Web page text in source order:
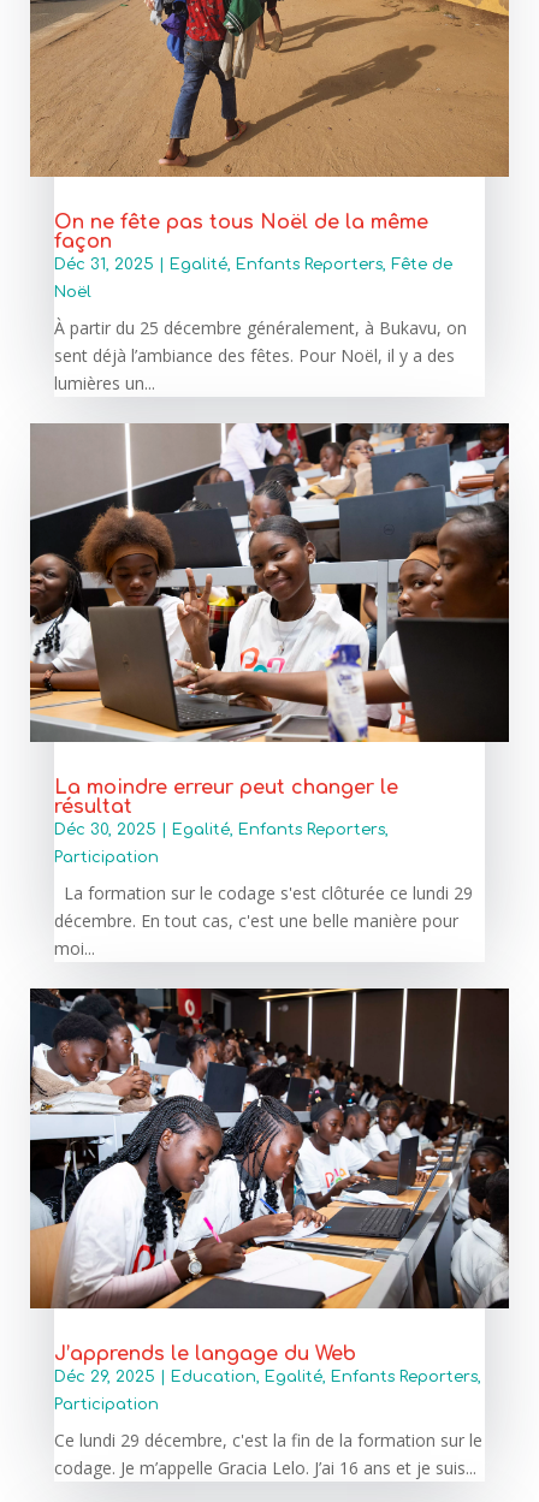
On ne fête pas tous Noël de la même
façon
Déc 31, 2025 | Egalité, Enfants Reporters,
Fête de
Noël
À partir du 25 décembre généralement, à Bukavu, on
sent déjà l’ambiance des fêtes. Pour Noël, il y a des
lumières un...
La moindre erreur peut changer le
résultat
Déc 30, 2025 Egalité, Enfants Reporters,
Participation
La formation sur le codage s'est clôturée ce lundi 29
décembre. En tout cas, c'est une belle manière pour
moi...
J’apprends le langage du Web
Déc 29, 2025 Education, Egalité, Enfants Reporters,
Participation
Ce lundi 29 décembre, c'est la fin de la formation sur le
codage. Je m’appelle Gracia Lelo. J’ai 16 ans et je suis...